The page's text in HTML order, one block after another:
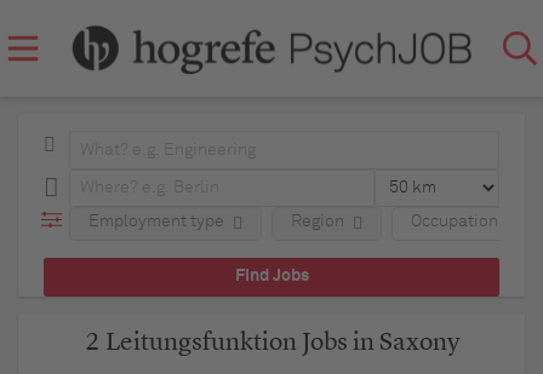
Occupational
Employment type Region
2 Leitungsfunktion Jobs in Saxony